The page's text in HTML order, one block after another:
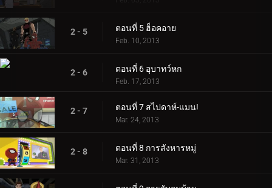
2 - 5 ตอนที่ 5 ฮ็อคอาย
Feb. 10, 2013
2 - 6 ตอนที่ 6 อุบาทว์หก
Feb. 17, 2013
2 - 7 ตอนที่ 7 สไปดาห์-แมน!
Mar. 24, 2013
2 - 8 ตอนที่ 8 การสังหารหมู่
Mar. 31, 2013